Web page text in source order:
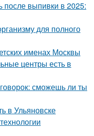
после выпивки в 2025:
для полного
именах Москвы
центры есть в
сможешь ли ты
в Ульяновске